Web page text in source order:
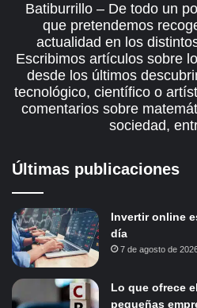
Batiburrillo – De todo un
que pretendemos
actualidad en los
Escribimos artículos sobre
desde los últimos
tecnológico, científico o
comentarios sobre
sociedad,
Últimas publicaciones
Invertir online
día
7 de agosto de
Lo que ofrece
pequeñas